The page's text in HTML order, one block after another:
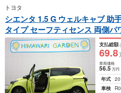
トヨタ
シエンタ 1.5 G ウェルキャブ 助
タイプ セーフティセンス 両側パ
170G）
支払総額
69.8
車両価格
56.5万円
年式
車検